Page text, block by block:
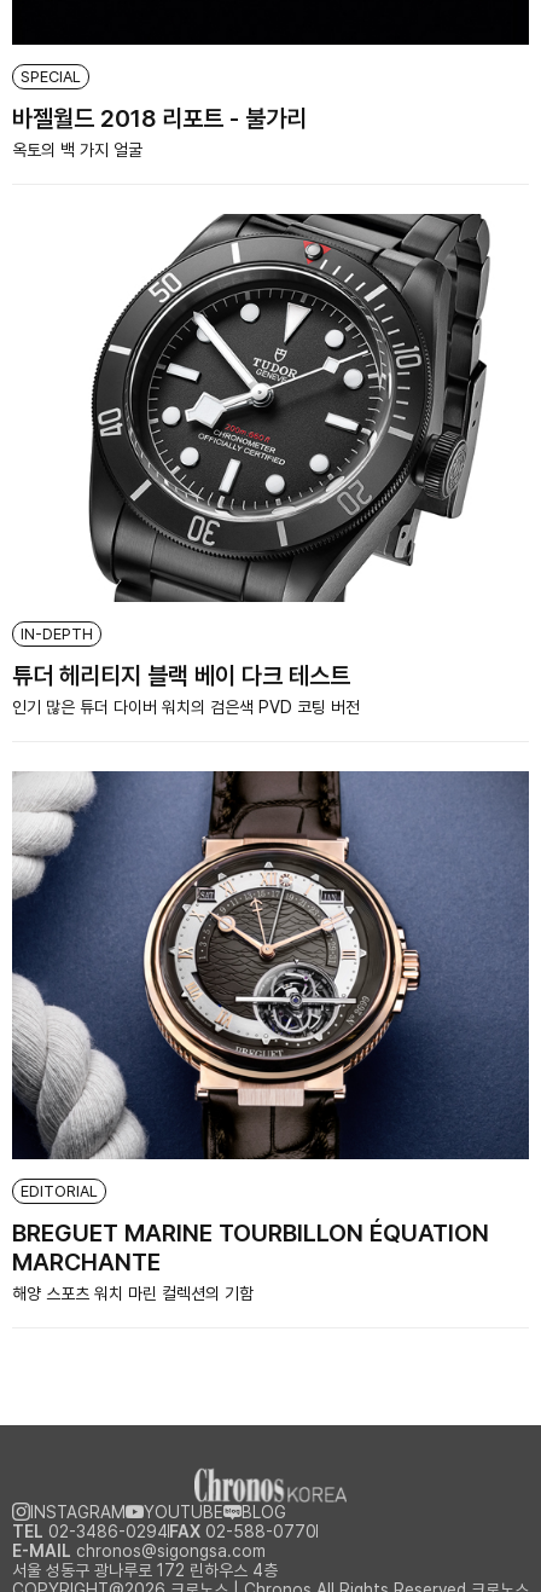
SPECIAL
바젤월드 2018 리포트 - 불가리
옥토의 백 가지 얼굴
IN-DEPTH
튜더 헤리티지 블랙 베이 다크 테스트
인기 많은 튜더 다이버 워치의 검은색 PVD 코팅 버전
EDITORIAL
BREGUET MARINE TOURBILLON ÉQUATION
MARCHANTE
해양 스포츠 워치 마린 컬렉션의 기함
서울 성동구 광나루로 172 린하우스 4층
INSTAGRAM YOUTUBE
BLOG
TEL 02-3486-0294 FAX 02-588-0770
E-MAIL chronos@sigongsa.com